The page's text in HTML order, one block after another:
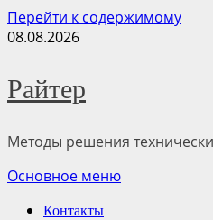
Перейти к содержимому
08.08.2026
Райтер
Методы решения
Основное меню
Контакты